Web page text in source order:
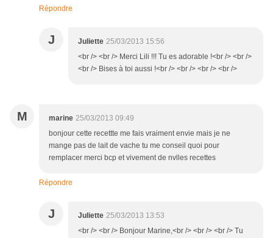
Répondre
J Juliette 25/03/2013 15:56
<br /> <br /> Merci Lili !!! Tu es adorable !<br /> <br />
<br /> Bises à toi aussi !<br /> <br /> <br /> <br />
M marine 25/03/2013 09:49
bonjour cette recettte me fais vraiment envie mais je ne
mange pas de lait de vache tu me conseil quoi pour
remplacer merci bcp et vivement de nvlles recettes
Répondre
J Juliette 25/03/2013 13:53
<br /> <br /> Bonjour Marine,<br /> <br /> <br /> Tu